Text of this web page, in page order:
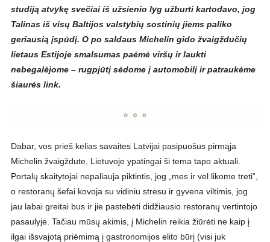
studiją atvykę svečiai iš užsienio lyg užburti kartodavo, jog
Talinas iš visų Baltijos valstybių sostinių jiems paliko
geriausią įspūdį. O po saldaus Michelin gido žvaigždučių
lietaus Estijoje smalsumas paėmė viršų ir laukti
nebegalėjome – rugpjūtį sėdome į automobilį ir patraukėme
šiaurės link.
Dabar, vos prieš kelias savaites Latvijai pasipuošus pirmąja
Michelin žvaigždute, Lietuvoje ypatingai ši tema tapo aktuali.
Portalų skaitytojai nepaliauja piktintis, jog „mes ir vėl likome treti“,
o restoranų šefai kovoja su vidiniu stresu ir gyvena viltimis, jog
jau labai greitai bus ir jie pastebėti didžiausio restoranų vertintojo
pasaulyje. Tačiau mūsų akimis, į Michelin reikia žiūrėti ne kaip į
ilgai išsvajotą priėmimą į gastronomijos elito būrį (visi juk